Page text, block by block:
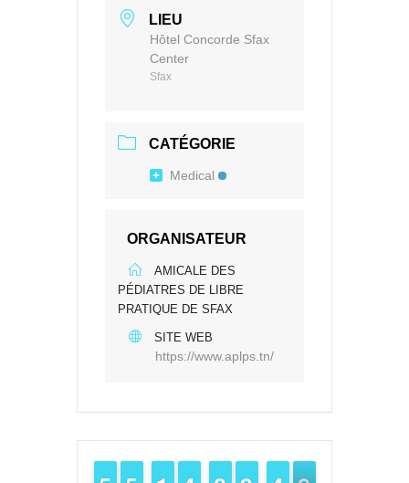
LIEU
Hôtel Concorde Sfax
Center
Sfax
CATÉGORIE
Medical
ORGANISATEUR
AMICALE DES
PÉDIATRES DE LIBRE
PRATIQUE DE SFAX
SITE WEB
https://www.aplps.tn/